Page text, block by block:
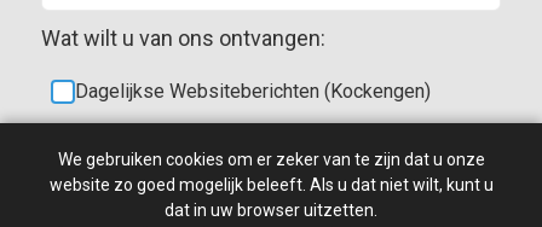
Wat wilt u van ons ontvangen:
Dagelijkse Websiteberichten (Kockengen)
Kerkberichten (bijlage bij de ONE)
We gebruiken cookies om er zeker van te zijn dat u onze
website zo goed mogelijk beleeft. Als u dat niet wilt, kunt u
dat in uw browser uitzetten.